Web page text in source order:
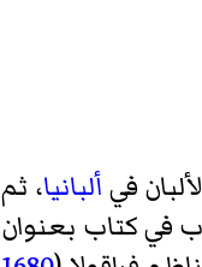
ألبانيا، ثم
في كتاب بعنوان